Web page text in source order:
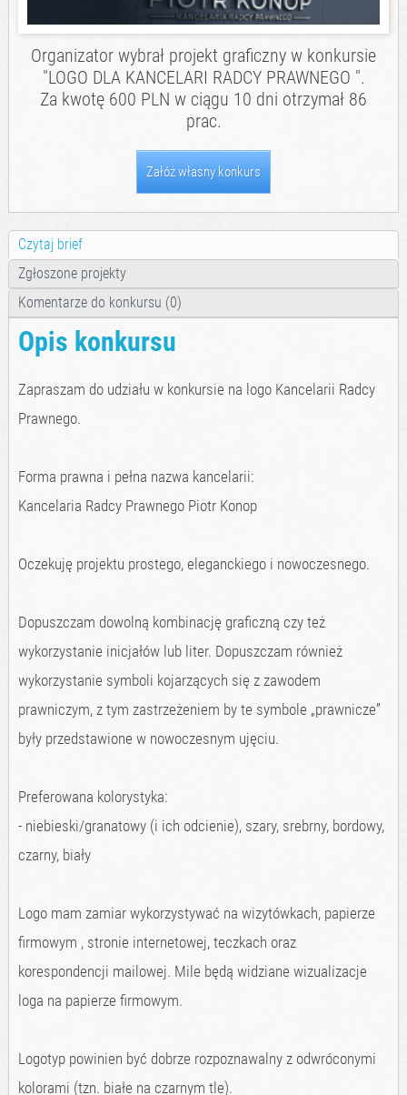
Organizator wybrał projekt graficzny w konkursie
"LOGO DLA KANCELARI RADCY PRAWNEGO ".
Za kwotę 600 PLN w ciągu 10 dni otrzymał 86
prac.
Załóż własny konkurs
Czytaj brief
Zgłoszone projekty
Komentarze do konkursu (0)
Opis konkursu
Zapraszam do udziału w konkursie na logo Kancelarii Radcy
Prawnego.
Forma prawna i pełna nazwa kancelarii:
Kancelaria Radcy Prawnego Piotr Konop
Oczekuję projektu prostego, eleganckiego i nowoczesnego.
Dopuszczam dowolną kombinację graficzną czy też
wykorzystanie inicjałów lub liter. Dopuszczam również
wykorzystanie symboli kojarzących się z zawodem
prawniczym, z tym zastrzeżeniem by te symbole „prawnicze”
były przedstawione w nowoczesnym ujęciu.
Preferowana kolorystyka:
- niebieski/granatowy (i ich odcienie), szary, srebrny, bordowy,
czarny, biały
Logo mam zamiar wykorzystywać na wizytówkach, papierze
firmowym , stronie internetowej, teczkach oraz
korespondencji mailowej. Mile będą widziane wizualizacje
loga na papierze firmowym.
Logotyp powinien być dobrze rozpoznawalny z odwróconymi
kolorami (tzn. białe na czarnym tle).